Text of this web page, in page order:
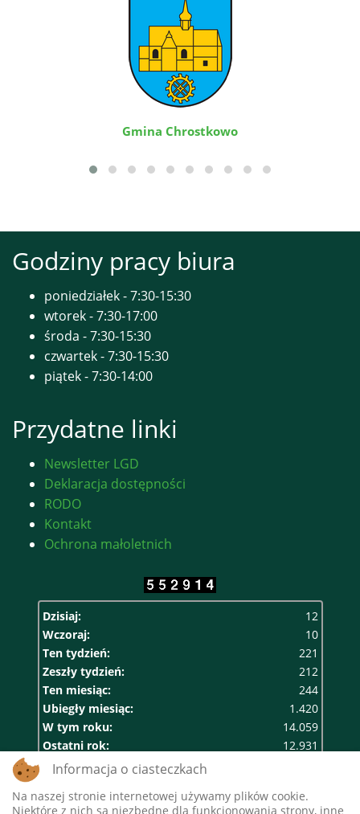
Gmina Chrostkowo
Godziny pracy biura
poniedziałek - 7:30-15:30
wtorek - 7:30-17:00
środa - 7:30-15:30
czwartek - 7:30-15:30
piątek - 7:30-14:00
Przydatne linki
Newsletter LGD
Deklaracja dostępności
RODO
Kontakt
Ochrona małoletnich
Dzisiaj:
12
Wczoraj:
10
Ten tydzień:
221
Zeszły tydzień:
212
Ten miesiąc:
244
Ubiegły miesiąc:
1.420
W tym roku:
14.059
Ostatni rok:
12.931
Razem:
Informacja o ciasteczkach
Na naszej stronie internetowej używamy plików cookie.
Niektóre z nich są niezbędne dla funkcjonowania strony, inne